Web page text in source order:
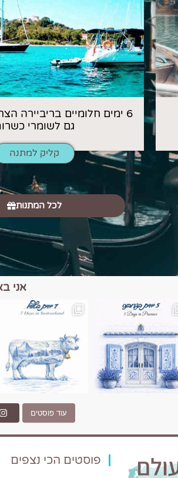
6 ימים חלומיים בריביירה
גם לשומרי
קליק למתנה
לכל המתנות
אני
טיול בין כפרים, יין ונופים בחבל אלזס
יש רגע כזה בחופשה שבו
עוד פוסטים
פוסטים הכי נצפים